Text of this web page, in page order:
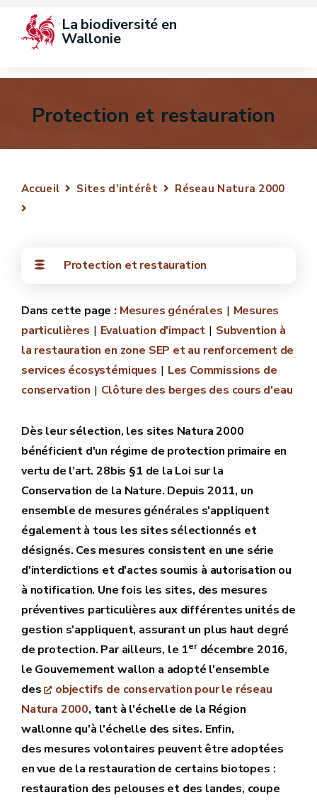
La biodiversité en
Wallonie
Protection et restauration
Accueil Sites d'intérêt Réseau Natura 2000
Protection et restauration
Mesures générales
Mesures
particulières
Evaluation d'impact
Subvention à
la restauration en zone SEP et au renforcement de
services écosystémiques
Les Commissions de
conservation
Clôture des berges des cours d'eau
Dès leur sélection, les sites Natura 2000
bénéficient d'un régime de protection primaire en
vertu de l’art. 28bis §1 de la Loi sur la
Conservation de la Nature. Depuis 2011, un
ensemble de mesures générales s'appliquent
également à tous les sites sélectionnés et
désignés. Ces mesures consistent en une série
d'interdictions et d'actes soumis à autorisation ou
à notification. Une fois les sites, des mesures
préventives particulières aux différentes unités de
gestion s'appliquent, assurant un plus haut degré
de protection. Par ailleurs, le 1erdécembre 2016,
le Gouvernement wallon a adopté l'ensemble
des
objectifs de conservation pour le réseau
Natura 2000, tant à l'échelle de la Région
wallonne qu'à l'échelle des sites. Enfin,
des mesures volontaires peuvent être adoptées
en vue de la restauration de certains biotopes :
restauration des pelouses et des landes, coupe